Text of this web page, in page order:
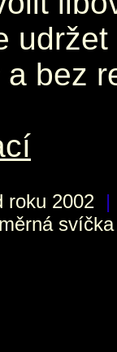
bez
roku 2002 |